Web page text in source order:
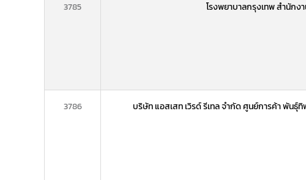
3785 โรงพยาบาลกรุงเทพ สำนักง
3786 บริษัท แอสเสท เวิรด์ รีเทล จำกัด ศูนย์การค้า พันธุ์